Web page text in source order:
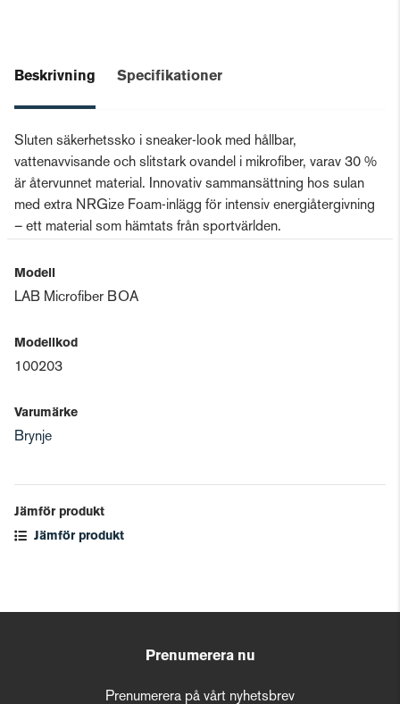
Beskrivning Specifikationer
Sluten säkerhetssko i sneaker-look med hållbar,
vattenavvisande och slitstark ovandel i mikrofiber, varav 30 %
är återvunnet material. Innovativ sammansättning hos sulan
med extra NRGize Foam-inlägg för intensiv energiåtergivning
– ett material som hämtats från sportvärlden.
Modell
LAB Microfiber BOA
Modellkod
100203
Varumärke
Brynje
Jämför produkt
Jämför produkt
Prenumerera nu
Prenumerera på vårt nyhetsbrev